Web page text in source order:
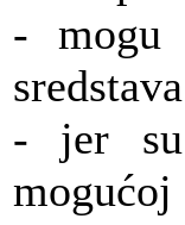
- mogu
- jer su